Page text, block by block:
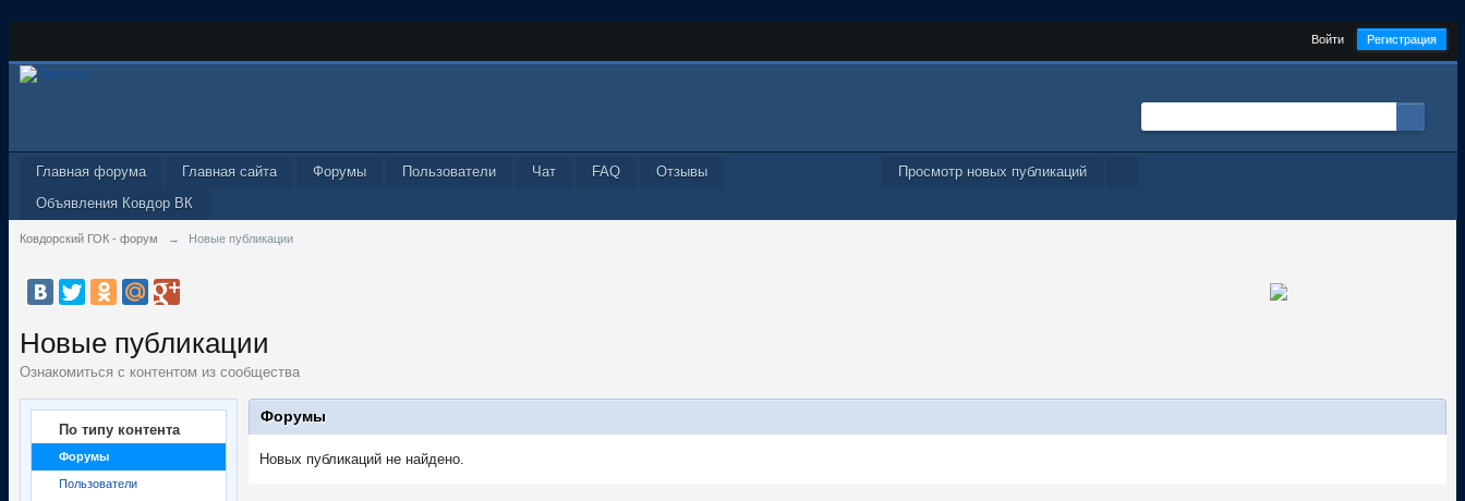
Войти Регистрация
Просмотр новых публикаций
Главная форума Главная сайта Форумы Пользователи Чат FAQ
Отзывы
Объявления Ковдор ВК
Ковдорский ГОК - форум → Новые публикации
Новые публикации
Ознакомиться с контентом из сообщества
По типу контента
Форумы
Пользователи
Форумы
Новых публикаций не найдено.